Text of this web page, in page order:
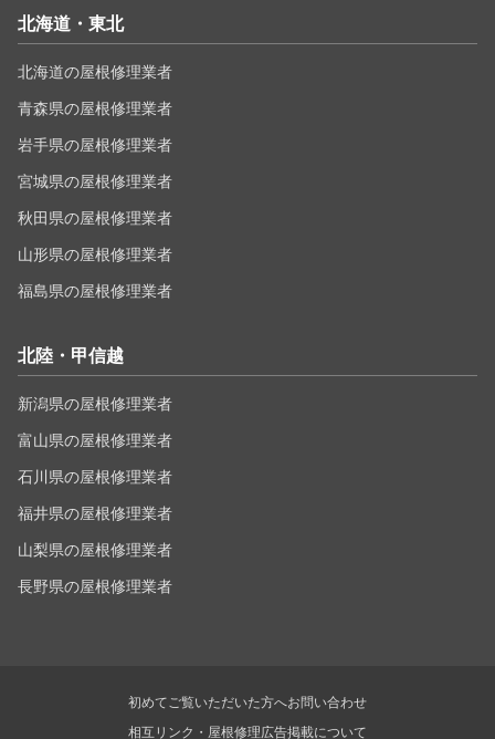
北海道・東北
北海道の屋根修理業者
青森県の屋根修理業者
岩手県の屋根修理業者
宮城県の屋根修理業者
秋田県の屋根修理業者
山形県の屋根修理業者
福島県の屋根修理業者
北陸・甲信越
新潟県の屋根修理業者
富山県の屋根修理業者
石川県の屋根修理業者
福井県の屋根修理業者
山梨県の屋根修理業者
長野県の屋根修理業者
初めてご覧いただいた方へお問い合わせ
相互リンク・屋根修理広告掲載について